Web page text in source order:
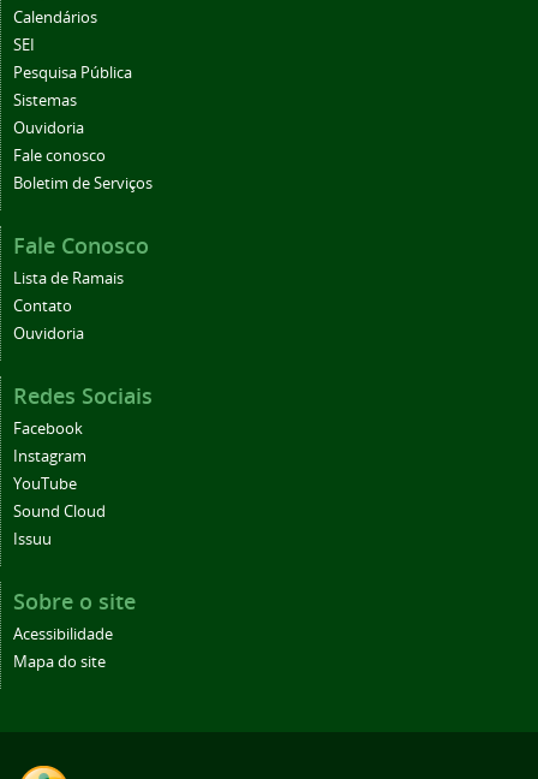
Calendários
SEI
Pesquisa Pública
Sistemas
Ouvidoria
Fale conosco
Boletim de Serviços
Fale Conosco
Lista de Ramais
Contato
Ouvidoria
Redes Sociais
Facebook
Instagram
YouTube
Sound Cloud
Issuu
Sobre o site
Acessibilidade
Mapa do site